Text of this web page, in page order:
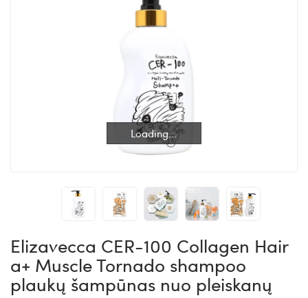
Loading...
Loading...
Elizavecca CER-100 Collagen Hair
a+ Muscle Tornado shampoo
plaukų šampūnas nuo pleiskanų